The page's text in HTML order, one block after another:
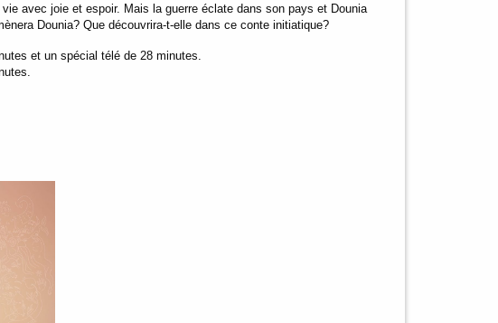
avec joie et espoir. Mais la guerre éclate dans son pays et Dounia
Dounia? Que découvrira-t-elle dans ce conte initiatique?
et un spécial télé de 28 minutes.